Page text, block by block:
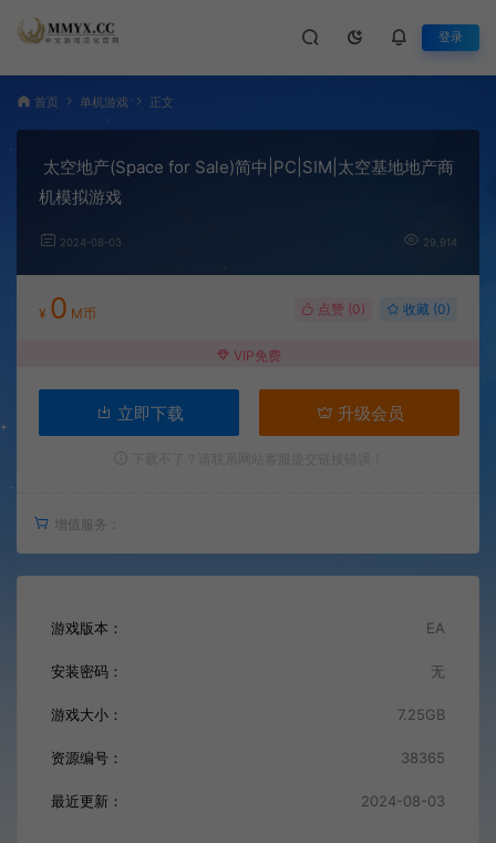
登录
首页 单机游戏 正文
太空地产(Space for Sale)简中|PC|SIM|太空基地地产商
机模拟游戏
2024-08-03 29,914
¥ 0 M币 点赞 (0) 收藏 (0)
VIP免费
立即下载 升级会员
增值服务：
游戏版本： EA
安装密码： 无
游戏大小： 7.25GB
资源编号： 38365
最近更新： 2024-08-03